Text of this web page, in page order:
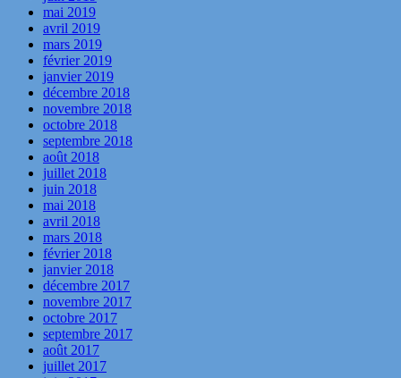
mai 2019
avril 2019
mars 2019
février 2019
janvier 2019
décembre 2018
novembre 2018
octobre 2018
septembre 2018
août 2018
juillet 2018
juin 2018
mai 2018
avril 2018
mars 2018
février 2018
janvier 2018
décembre 2017
novembre 2017
octobre 2017
septembre 2017
août 2017
juillet 2017